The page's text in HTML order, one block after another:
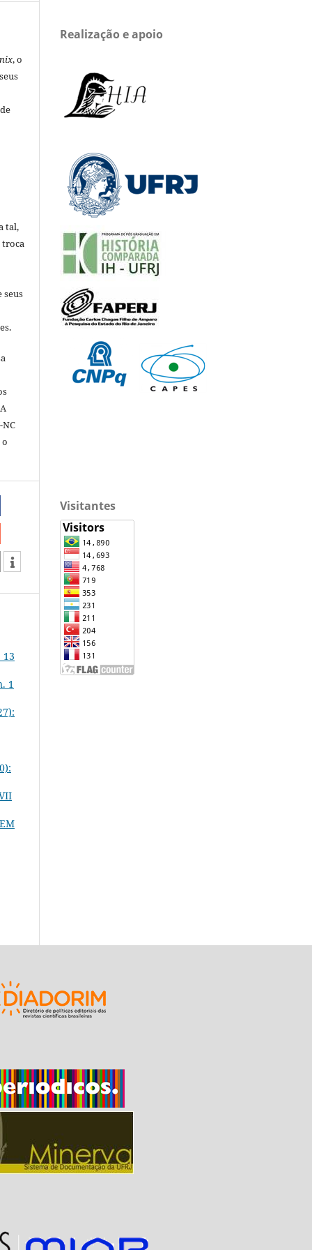
, o
tal,
troca
seus
13
1
Realização e apoio
Visitantes